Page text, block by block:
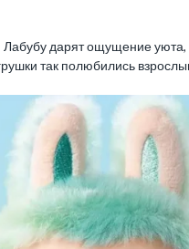
дарят ощущение уюта,
так полюбились